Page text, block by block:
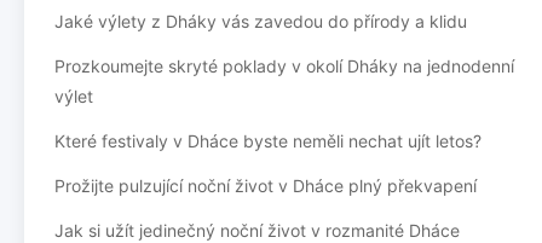
Jaké výlety z Dháky vás zavedou do přírody a klidu
Prozkoumejte skryté poklady v okolí Dháky na jednodenní
výlet
Které festivaly v Dháce byste neměli nechat ujít letos?
Prožijte pulzující noční život v Dháce plný překvapení
Jak si užít jedinečný noční život v rozmanité Dháce